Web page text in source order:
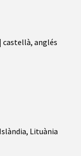
castellà, anglés
Lituània